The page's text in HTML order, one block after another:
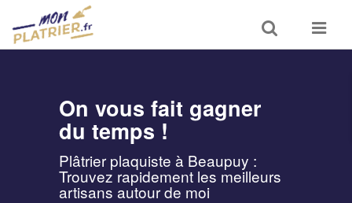
Toggle
search
Toggle
On vous fait gagner
du temps !
Plâtrier plaquiste à Beaupuy :
Trouvez rapidement les meilleurs
artisans autour de moi